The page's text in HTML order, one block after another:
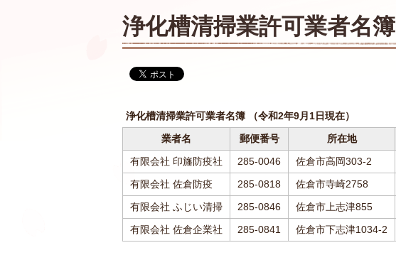
浄化槽清掃業許可業者名簿
浄化槽清掃業許可業者名簿 （令和2年9月1日現在）
業者名
郵便番号 所在地
有限会社 印旛防疫社
285-0046 佐倉市高岡303-2
有限会社 佐倉防疫
285-0818 佐倉市寺崎2758
有限会社 ふじい清掃
285-0846 佐倉市上志津855
有限会社 佐倉企業社
285-0841 佐倉市下志津1034-2